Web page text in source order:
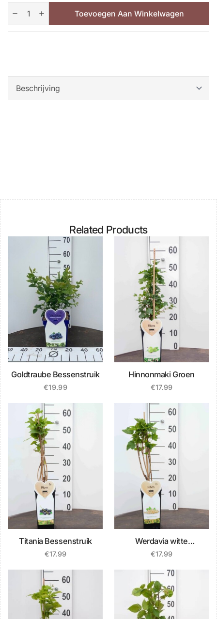
Jonkheer
van
Bessenstruik
aantal
Toevoegen Aan Winkelwagen
Related Products
Goldtraube Bessenstruik
€19.99
Hinnonmaki Groen
€17.99
Titania Bessenstruik
€17.99
Werdavia witte
Bessenstruik
€17.99